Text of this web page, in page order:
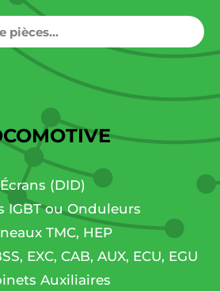
Écrans (DID)
IGBT ou Onduleurs
TMC, HEP
EXC, CAB, AUX, ECU, EGU
Auxiliaires